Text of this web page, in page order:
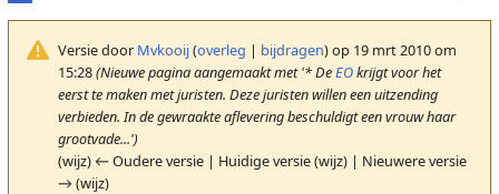
Versie door Mvkooij(overleg | bijdragen)op 19 mrt 2010 om
15:28(Nieuwe pagina aangemaakt met '* DeEOkrijgt voor het
eerst te maken met juristen. Deze juristen willen een uitzending
verbieden. In de gewraakte aflevering beschuldigt een vrouw haar
grootvade...')
(wijz) ← Oudere versie | Huidige versie (wijz) | Nieuwere versie
→ (wijz)